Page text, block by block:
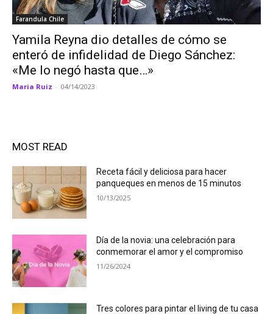
Farandula Chile
Yamila Reyna dio detalles de cómo se
enteró de infidelidad de Diego Sánchez:
«Me lo negó hasta que…»
Maria Ruiz - 04/14/2023
MOST READ
Receta fácil y deliciosa para hacer
panqueques en menos de 15 minutos
10/13/2025
Día de la novia: una celebración para
conmemorar el amor y el compromiso
11/26/2024
Tres colores para pintar el living de tu casa